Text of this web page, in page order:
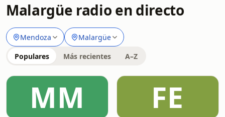
Malargüe radio en directo
Mendoza Malargüe
Populares Más recientes A–Z
MM FE